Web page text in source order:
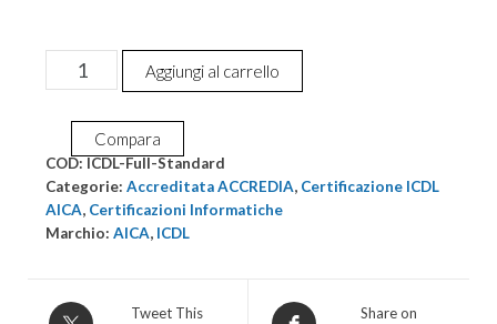
Certificazione
ICDL
Standard
quantità
Aggiungi al carrello
Compara
COD: ICDL-Full-Standard
Categorie: Accreditata ACCREDIA, Certificazione ICDL
AICA, Certificazioni Informatiche
Marchio: AICA, ICDL
Tweet This
Share on